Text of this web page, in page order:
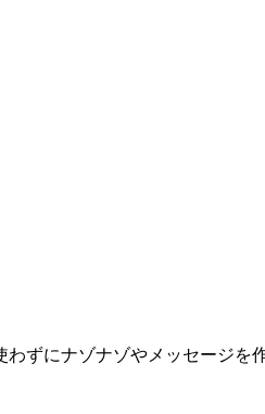
にナゾナゾやメッセージを作